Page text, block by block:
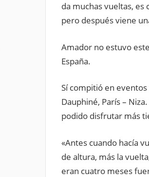
da muchas vueltas,
pero después viene
Amador no estuvo
España.
Sí compitió en
Dauphiné, París –
podido disfrutar más
«Antes cuando hacía
de altura, más la
eran cuatro meses